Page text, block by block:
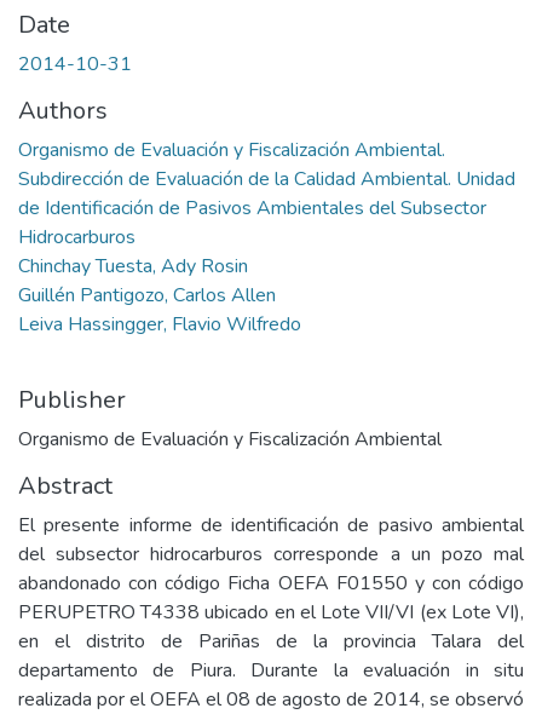
Date
2014-10-31
Authors
Organismo de Evaluación y Fiscalización Ambiental.
Subdirección de Evaluación de la Calidad Ambiental. Unidad
de Identificación de Pasivos Ambientales del Subsector
Hidrocarburos
Chinchay Tuesta, Ady Rosin
Guillén Pantigozo, Carlos Allen
Leiva Hassingger, Flavio Wilfredo
Publisher
Organismo de Evaluación y Fiscalización Ambiental
Abstract
El presente informe de identificación de pasivo ambiental
del subsector hidrocarburos corresponde a un pozo mal
abandonado con código Ficha OEFA F01550 y con código
PERUPETRO T4338 ubicado en el Lote VII/VI (ex Lote VI),
en el distrito de Pariñas de la provincia Talara del
departamento de Piura. Durante la evaluación in situ
realizada por el OEFA el 08 de agosto de 2014, se observó